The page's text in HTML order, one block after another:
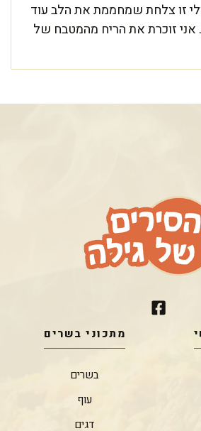
זו צלחת שמחממת את הלב עוד
אני זוכרת את הריח מהמטבח של
מתכוני בשרים
בשרים
עוף
דגים